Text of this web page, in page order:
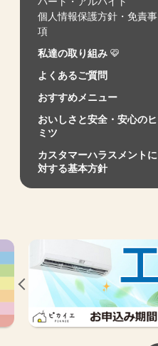
個人情報保護方針・免責事
項
私達の取り組み
よくあるご質問
おすすめメニュー
おいしさと安全・安心のヒ
ミツ
カスタマーハラスメントに
対する基本方針